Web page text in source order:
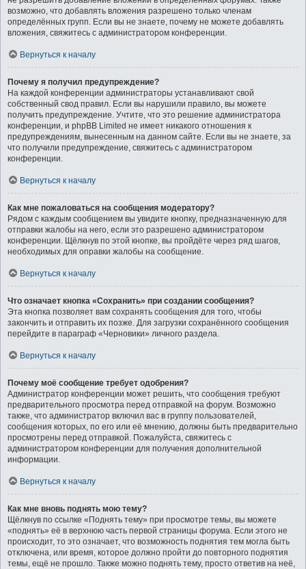
возможно, что добавлять вложения разрешено только членам
определённых групп. Если вы не знаете, почему не можете добавлять
вложения, свяжитесь с администратором конференции.
Вернуться к началу
Почему я получил предупреждение?
На каждой конференции администраторы устанавливают свой
собственный свод правил. Если вы нарушили правило, вы можете
получить предупреждение. Учтите, что это решение администратора
конференции, и phpBB Limited не имеет никакого отношения к
предупреждениям, вынесенным на данном сайте. Если вы не знаете, за
что получили предупреждение, свяжитесь с администратором
конференции.
Вернуться к началу
Как мне пожаловаться на сообщения модератору?
Рядом с каждым сообщением вы увидите кнопку, предназначенную для
отправки жалобы на него, если это разрешено администратором
конференции. Щёлкнув по этой кнопке, вы пройдёте через ряд шагов,
необходимых для оправки жалобы на сообщение.
Вернуться к началу
Что означает кнопка «Сохранить» при создании сообщения?
Эта кнопка позволяет вам сохранять сообщения для того, чтобы
закончить и отправить их позже. Для загрузки сохранённого сообщения
перейдите в параграф «Черновики» личного раздела.
Вернуться к началу
Почему моё сообщение требует одобрения?
Администратор конференции может решить, что сообщения требуют
предварительного просмотра перед отправкой на форум. Возможно
также, что администратор включил вас в группу пользователей,
сообщения которых, по его или её мнению, должны быть предварительно
просмотрены перед отправкой. Пожалуйста, свяжитесь с
администратором конференции для получения дополнительной
информации.
Вернуться к началу
Как мне вновь поднять мою тему?
Щёлкнув по ссылке «Поднять тему» при просмотре темы, вы можете
«поднять» её в верхнюю часть первой страницы форума. Если этого не
происходит, то это означает, что возможность поднятия тем могла быть
отключена, или время, которое должно пройти до повторного поднятия
темы, ещё не прошло. Также можно поднять тему, просто ответив на неё,